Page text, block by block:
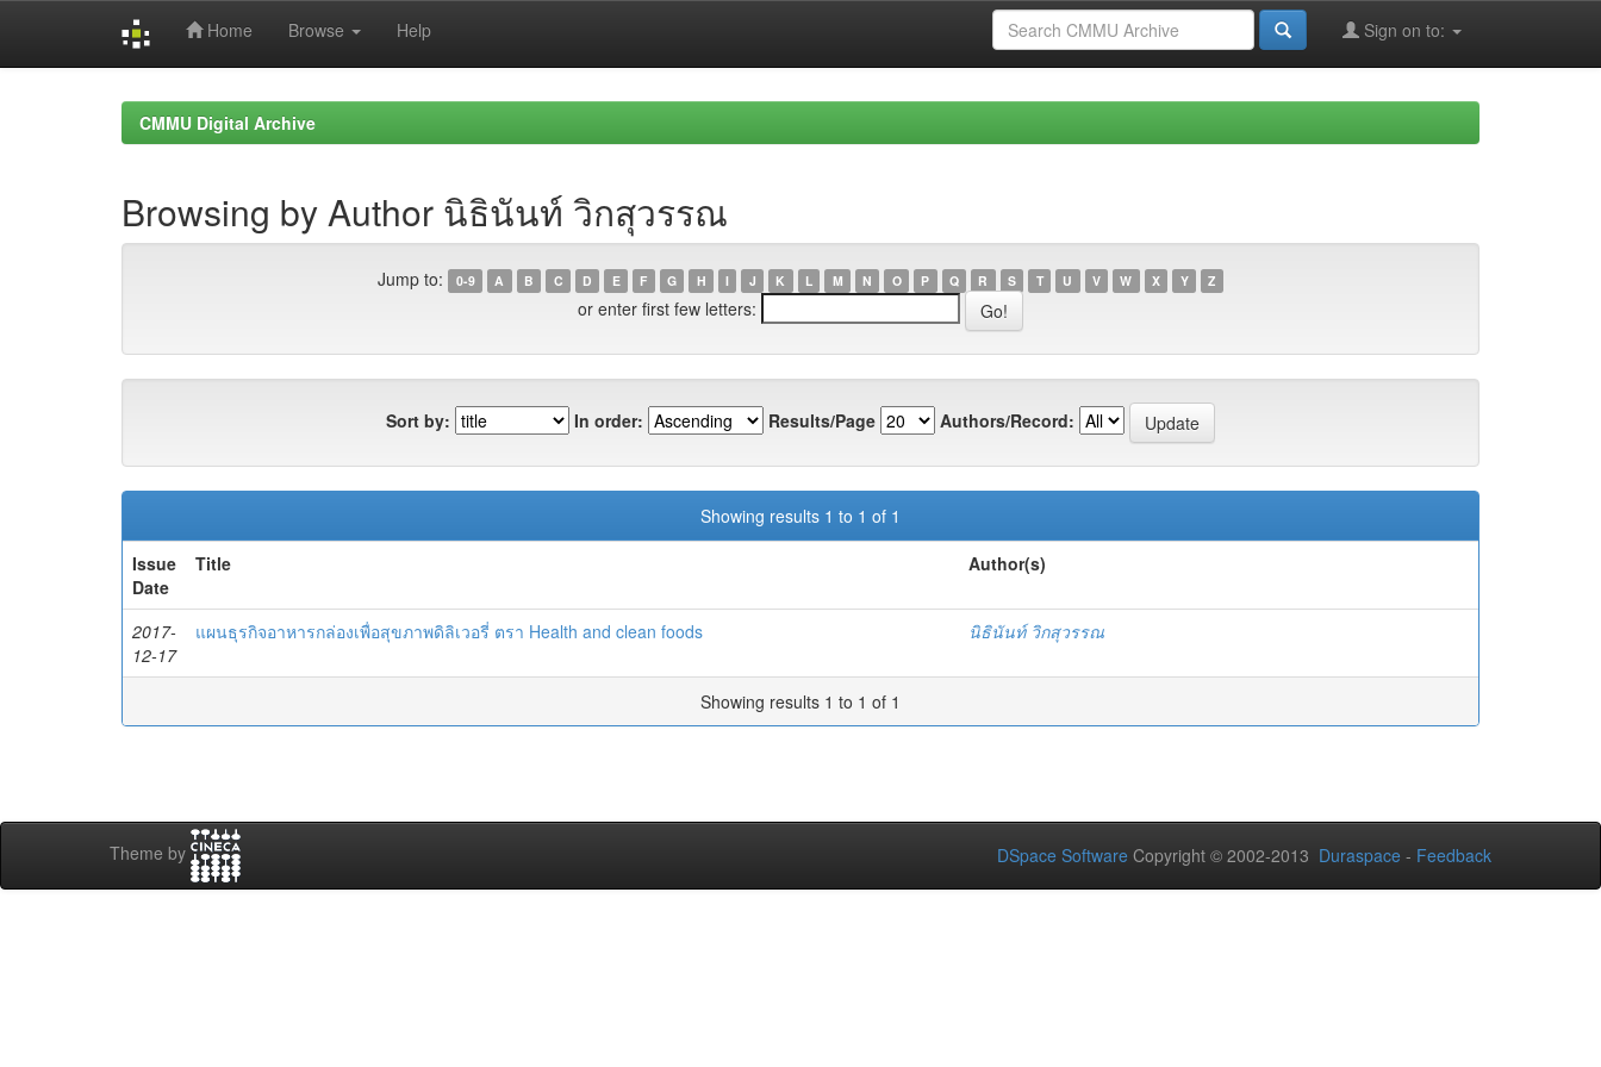
Home Browse Help Sign on to:
CMMU Digital Archive
Browsing by Author นิธินันท์ วิกสุวรรณ
Jump to: 0-9 A B C D E F G H I J K L M N O P Q R S T U V W X Y Z
or enter first few letters:
Sort by: In order: Results/Page Authors/Record:
Showing results 1 to 1 of 1
Issue
Date
Title Author(s)
2017-
12-17
แผนธุรกิจอาหารกล่องเพื่อสุขภาพดิลิเวอรี่ ตรา Health and clean foods นิธินันท์ วิกสุวรรณ
Showing results 1 to 1 of 1
Theme by DSpace Software Copyright © 2002-2013 Duraspace - Feedback